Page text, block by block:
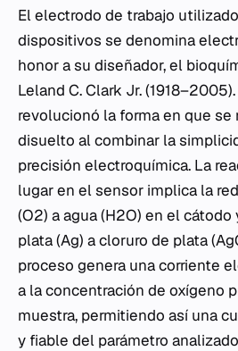
El electrodo de trabajo
dispositivos se denomina
honor a su diseñador, el
Leland C. Clark Jr.
revolucionó la forma en que se
disuelto al combinar la
precisión electroquímica. La
lugar en el sensor implica la
(O2) a agua (H2O) en el
plata (Ag) a cloruro de plata
proceso genera una corriente
a la concentración de oxígeno
muestra, permitiendo así una
y fiable del parámetro